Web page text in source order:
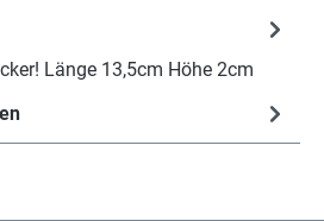
Länge 13,5cm Höhe 2cm